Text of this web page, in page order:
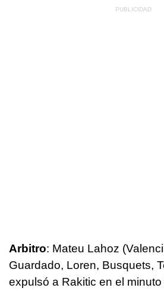
Arbitro: Mateu Lahoz
Guardado, Loren, Busquets,
expulsó a Rakitic en el